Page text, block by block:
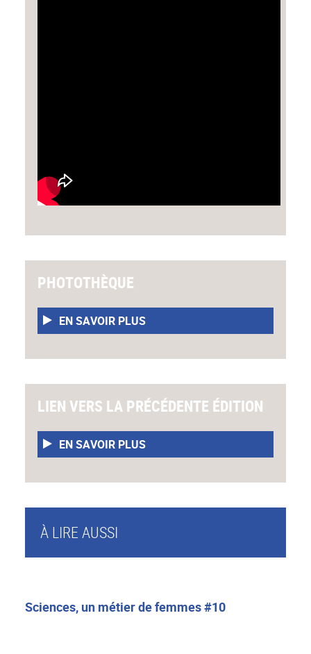
À LIRE AUSSI
Sciences, un métier de femmes #10
PHOTOTHÈQUE
EN SAVOIR PLUS
LIEN VERS LA PRÉCÉDENTE ÉDITION
EN SAVOIR PLUS